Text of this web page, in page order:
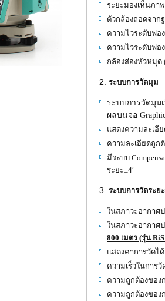
ระยะมองเห็นภา
ตัวกล้องถอดจาก
ความไวระดับฟอ
ความไวระดับฟอ
กล้องส่องหัวหมุด
ระบบการวัดมุม
ระบบการวัดมุม
ผลบนจอ
แสดงความละเอี
ความละเอียดถูก
มีระบบ
ระยะ±4′
ระบบการวัดระย
ในสภาวะอากาศป
ในสภาวะอากาศ
800 เมตร (รุ่น
แสดงค่าการวัดไ
ความเร็วในการ
ความถูกต้องของ
ความถูกต้องของ